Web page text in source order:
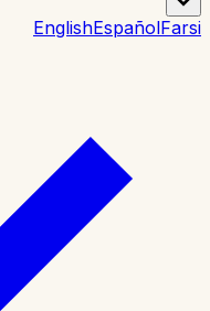
EnglishEspañolFarsi